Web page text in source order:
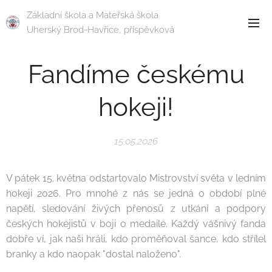
Základní škola a Mateřská škola
Uherský Brod-Havřice, příspěvková
Fandíme českému
hokeji!
15.05.2026
V pátek 15. května odstartovalo Mistrovství světa v ledním
hokeji 2026. Pro mnohé z nás se jedná o období plné
napětí, sledování živých přenosů z utkání a podpory
českých hokejistů v boji o medaile. Každý vášnivý fanda
dobře ví, jak naši hráli, kdo proměňoval šance, kdo střílel
branky a kdo naopak "dostal naloženo".